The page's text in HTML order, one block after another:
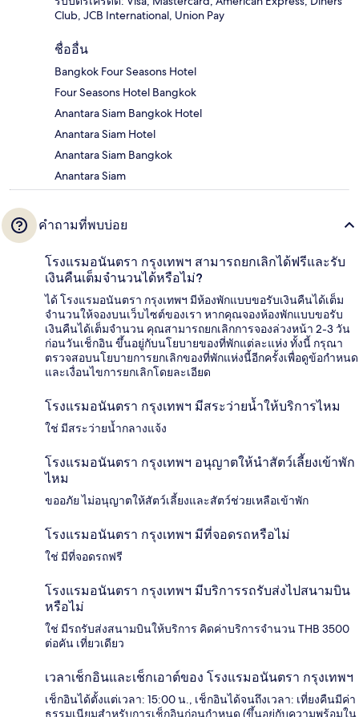
Club, JCB International, Union Pay
ชื่ออื่น
Bangkok Four Seasons Hotel
Four Seasons Hotel Bangkok
Anantara Siam Bangkok Hotel
Anantara Siam Hotel
Anantara Siam Bangkok
Anantara Siam
คำถามที่พบบ่อย
โรงแรมอนันตรา กรุงเทพฯ สามารถยกเลิกได้ฟรีและรับ
เงินคืนเต็มจำนวนได้หรือไม่?
ได้ โรงแรมอนันตรา กรุงเทพฯ มีห้องพักแบบขอรับเงินคืนได้เต็ม
จำนวนให้จองบนเว็บไซต์ของเรา หากคุณจองห้องพักแบบขอรับ
เงินคืนได้เต็มจำนวน คุณสามารถยกเลิกการจองล่วงหน้า 2-3 วัน
ก่อนวันเช็กอิน ขึ้นอยู่กับนโยบายของที่พักแต่ละแห่ง ทั้งนี้ กรุณา
ตรวจสอบนโยบายการยกเลิกของที่พักแห่งนี้อีกครั้งเพื่อดูข้อกำหนด
และเงื่อนไขการยกเลิกโดยละเอียด
โรงแรมอนันตรา กรุงเทพฯ มีสระว่ายน้ำให้บริการไหม
ใช่ มีสระว่ายน้ำกลางแจ้ง
โรงแรมอนันตรา กรุงเทพฯ อนุญาตให้นำสัตว์เลี้ยงเข้าพัก
ไหม
ขออภัย ไม่อนุญาตให้สัตว์เลี้ยงและสัตว์ช่วยเหลือเข้าพัก
โรงแรมอนันตรา กรุงเทพฯ มีที่จอดรถหรือไม่
ใช่ มีที่จอดรถฟรี
โรงแรมอนันตรา กรุงเทพฯ มีบริการรถรับส่งไปสนามบิน
หรือไม่
ใช่ มีรถรับส่งสนามบินให้บริการ คิดค่าบริการจำนวน THB 3500
ต่อคัน เที่ยวเดียว
เวลาเช็กอินและเช็กเอาต์ของ โรงแรมอนันตรา กรุงเทพฯ
เช็กอินได้ตั้งแต่เวลา: 15:00 น., เช็กอินได้จนถึงเวลา: เที่ยงคืนมีค่า
ธรรมเนียมสำหรับการเช็กอินก่อนกำหนด (ขึ้นอยู่กับความพร้อมใน